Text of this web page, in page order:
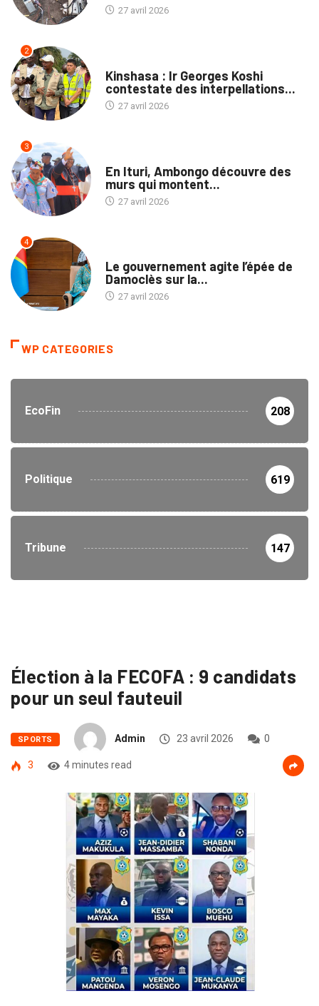
27 avril 2026
2
Kinshasa : Ir Georges Koshi
contestate des interpellations...
27 avril 2026
3
En Ituri, Ambongo découvre des
murs qui montent...
27 avril 2026
4
Le gouvernement agite l’épée de
Damoclès sur la...
27 avril 2026
WP CATEGORIES
EcoFin 208
Politique 619
Tribune 147
Élection à la FECOFA : 9 candidats
pour un seul fauteuil
SPORTS Admin 23 avril 2026 0
3 4 minutes read